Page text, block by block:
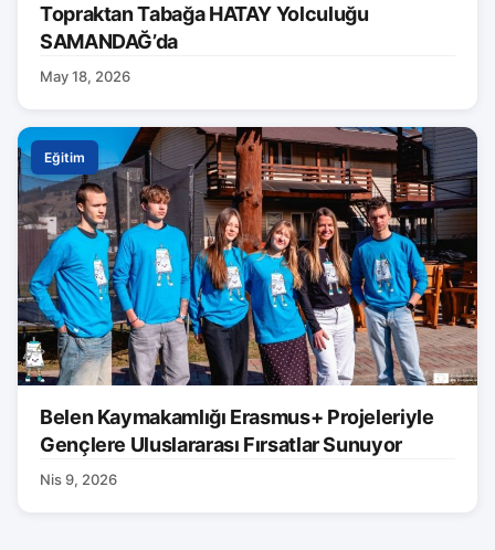
Topraktan Tabağa HATAY Yolculuğu
SAMANDAĞ’da
May 18, 2026
Eğitim
Belen Kaymakamlığı Erasmus+ Projeleriyle
Gençlere Uluslararası Fırsatlar Sunuyor
Nis 9, 2026